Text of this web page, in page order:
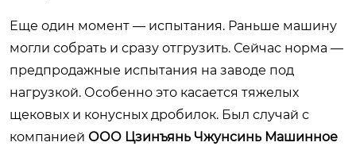
Еще один момент — испытания. Раньше машину
могли собрать и сразу отгрузить. Сейчас норма —
предпродажные испытания на заводе под
нагрузкой. Особенно это касается тяжелых
щековых и конусных дробилок. Был случай с
компанией ООО Цзинъянь Чжунсинь Машинное